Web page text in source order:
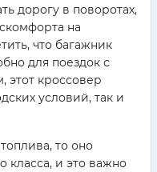
дорогу в поворотах,
на
что багажник
для поездок с
этот кроссовер
условий, так и
то оно
класса, и это важно